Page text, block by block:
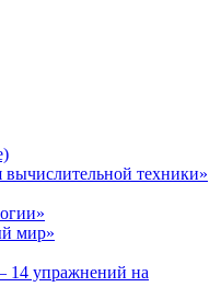
вычислительной техники»
мир»
14 упражнений на